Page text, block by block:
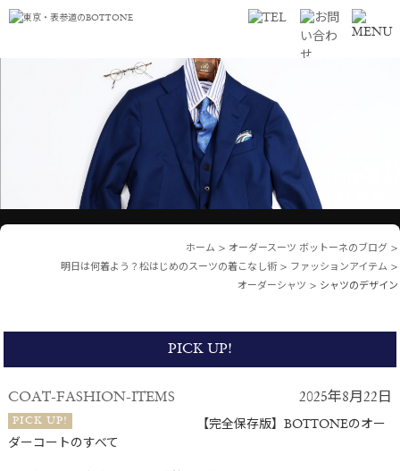
ホーム > オーダースーツ ボットーネのブログ >
明日は何着よう？松はじめのスーツの着こなし術 > ファッションアイテム >
オーダーシャツ > シャツのデザイン
PICK UP!
COAT-FASHION-ITEMS 2025年8月22日
PICK UP!
【完全保存版】BOTTONEのオー
ダーコートのすべて